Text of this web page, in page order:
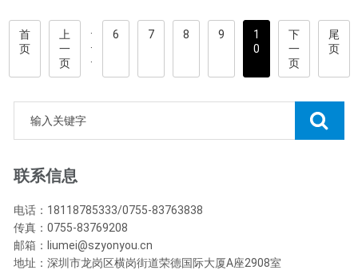
首
页
上
一
页
·
·
·
6 7 8 9
1
0
下
一
页
尾
页
联系信息
电话：18118785333/0755-83763838
传真：0755-83769208
邮箱：liumei@szyonyou.cn
地址：深圳市龙岗区横岗街道荣德国际大厦A座2908室